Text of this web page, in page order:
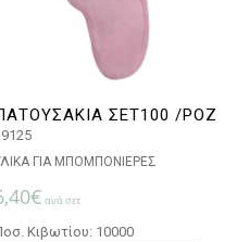
ΣΕΤ100 /ΡΟΖ
ΓΙΑ ΜΠΟΜΠΟΝΙΕΡΕΣ
€ ανά σετ
Κιβωτίου: 10000